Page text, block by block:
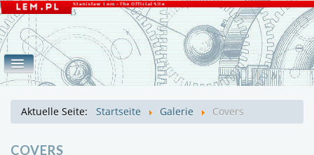
Covers Fotos Lem Mroz
Aktuelle Seite: Startseite Galerie Covers
COVERS